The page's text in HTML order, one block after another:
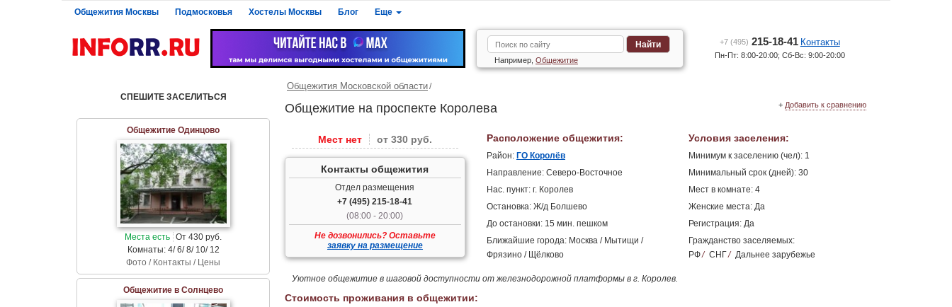
Общежития Москвы Подмосковья Хостелы Москвы Блог Еще
Найти
Например, Общежитие
+7 (495) 215-18-41 Контакты
Пн-Пт: 8:00-20:00; Сб-Вс: 9:00-20:00
СПЕШИТЕ ЗАСЕЛИТЬСЯ
Общежитие Одинцово
Места есть От 430 руб.
Комнаты: 4/ 6/ 8/ 10/ 12
Фото / Контакты / Цены
Общежитие в Солнцево
Общежития Московской области
Общежитие на проспекте Королева + Добавить к сравнению
Мест нет от 330 руб.
Контакты общежития
Отдел размещения
+7 (495) 215-18-41
(08:00 - 20:00)
Не дозвонились? Оставьте
заявку на размещение
Расположение общежития:
Район: ГО Королёв
Направление: Северо-Восточное
Нас. пункт: г. Королев
Остановка: Ж/д Болшево
До остановки: 15 мин. пешком
Ближайшие города: Москва / Мытищи /
Фрязино / Щёлково
Условия заселения:
Минимум к заселению (чел): 1
Минимальный срок (дней): 30
Мест в комнате: 4
Женские места: Да
Регистрация: Да
Гражданство заселяемых:
РФ/ СНГ/ Дальнее зарубежье
Уютное общежитие в шаговой доступности от железнодорожной платформы в г. Королев.
Стоимость проживания в общежитии: